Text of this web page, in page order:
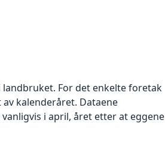
For det enkelte foretak
kalenderåret. Dataene
i april, året etter at eggene